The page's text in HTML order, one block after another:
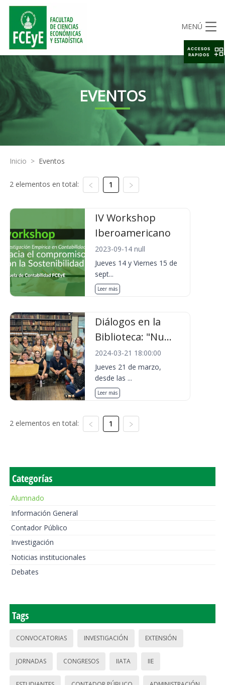
MENÚ
EVENTOS
Inicio > Eventos
2 elementos en total: 1
IV Workshop
Iberoamericano
2023-09-14 null
Jueves 14 y Viernes 15 de
sept...
Leer más
Diálogos en la
Biblioteca: "Nu...
2024-03-21 18:00:00
Jueves 21 de marzo,
desde las ...
Leer más
2 elementos en total: 1
Categorías
Alumnado
Información General
Contador Público
Investigación
Noticias institucionales
Debates
Tags
CONVOCATORIAS INVESTIGACIÓN EXTENSIÓN
JORNADAS CONGRESOS IIATA IIE
ACCESOS
RAPIDOS